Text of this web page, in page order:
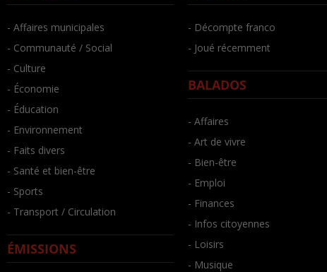
- Affaires municipales
- Communauté / Social
- Culture
- Économie
- Éducation
- Environnement
- Faits divers
- Santé et bien-être
- Sports
- Transport / Circulation
ÉMISSIONS
- Décompte franco
- Joué récemment
BALADOS
- Affaires
- Art de vivre
- Bien-être
- Emploi
- Finances
- Infos citoyennes
- Loisirs
- Musique